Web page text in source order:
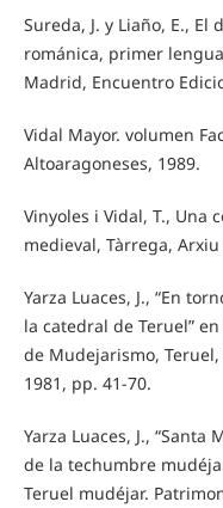
Sureda, J. y Liaño, E.,
románica, primer
Madrid, Encuentro
Vidal Mayor. volumen
Altoaragoneses, 1989.
Vinyoles i Vidal, T., Una
medieval, Tàrrega,
Yarza Luaces, J., “En
la catedral de Teruel”
de Mudejarismo,
1981, pp. 41-70.
Yarza Luaces, J.,
de la techumbre
Teruel mudéjar.